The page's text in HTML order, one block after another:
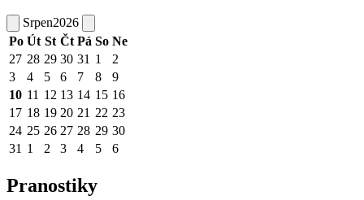
Srpen2026
Po Út St Čt Pá So Ne
27 28 29 30 31 1
2
3
4 5 6 7 8
9
10 11 12 13 14 15 16
17 18 19 20 21 22 23
24 25 26 27 28 29 30
31 1 2 3 4 5 6
Pranostiky